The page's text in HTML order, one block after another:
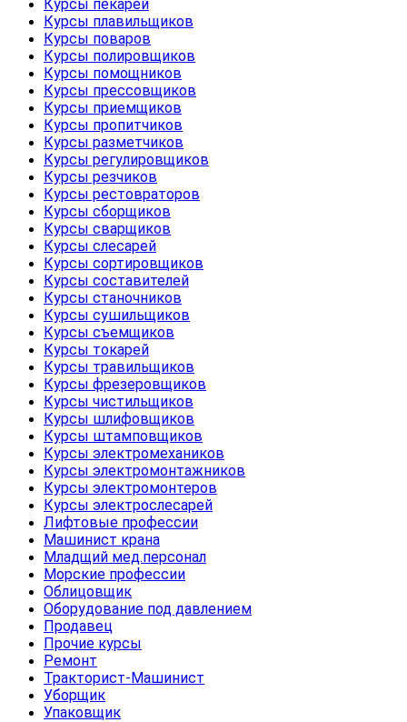
Курсы пекарей
Курсы плавильщиков
Курсы поваров
Курсы полировщиков
Курсы помощников
Курсы прессовщиков
Курсы приемщиков
Курсы пропитчиков
Курсы разметчиков
Курсы регулировщиков
Курсы резчиков
Курсы рестовраторов
Курсы сборщиков
Курсы сварщиков
Курсы слесарей
Курсы сортировщиков
Курсы составителей
Курсы станочников
Курсы сушильщиков
Курсы съемщиков
Курсы токарей
Курсы травильщиков
Курсы фрезеровщиков
Курсы чистильщиков
Курсы шлифовщиков
Курсы штамповщиков
Курсы электромехаников
Курсы электромонтажников
Курсы электромонтеров
Курсы электрослесарей
Лифтовые профессии
Машинист крана
Младщий мед.персонал
Морские профессии
Облицовщик
Оборудование под давлением
Продавец
Прочие курсы
Ремонт
Тракторист-Машинист
Уборщик
Упаковщик